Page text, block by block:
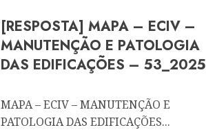
[RESPOSTA] MAPA – ECIV –
MANUTENÇÃO E PATOLOGIA
DAS EDIFICAÇÕES – 53_2025
MAPA – ECIV – MANUTENÇÃO E
PATOLOGIA DAS EDIFICAÇÕES...